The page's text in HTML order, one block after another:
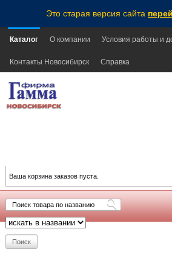
Это старая версия сайта
Каталог О компании Условия работы и
Контакты Новосибирск Справка
Ваша корзина заказов пуста.